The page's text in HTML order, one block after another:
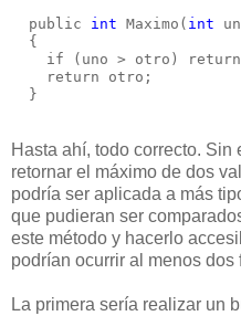
  public
int Maximo( int
  {
if (uno > otro)
    return otro;
  }
Hasta ahí, todo correcto. Sin
retornar el máximo de dos
podría ser aplicada a más
que pudieran ser
este método y hacerlo
podrían ocurrir al menos dos
La primera sería realizar un